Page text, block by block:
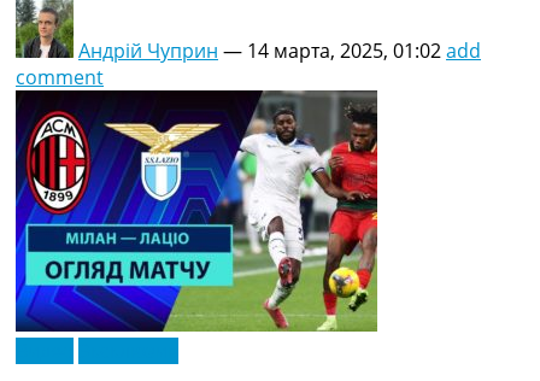
Андрій Чуприн — 14 марта, 2025, 01:02add
comment